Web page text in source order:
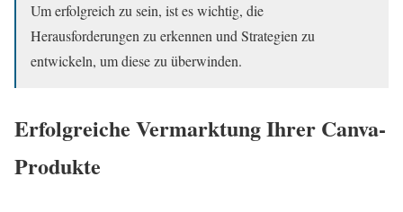
Um erfolgreich zu sein, ist es wichtig, die
Herausforderungen zu erkennen und Strategien zu
entwickeln, um diese zu überwinden.
Erfolgreiche Vermarktung Ihrer Canva-
Produkte